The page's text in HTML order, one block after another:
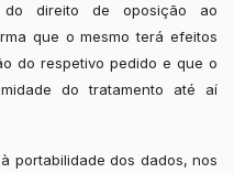
direito de oposição ao
que o mesmo terá efeitos
do respetivo pedido e que o
do tratamento até aí
portabilidade dos dados, nos